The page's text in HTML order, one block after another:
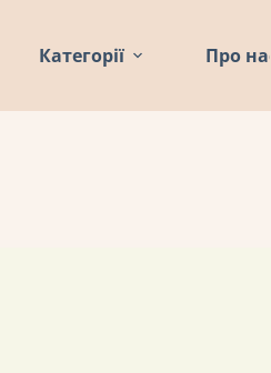
Категорії Про нас